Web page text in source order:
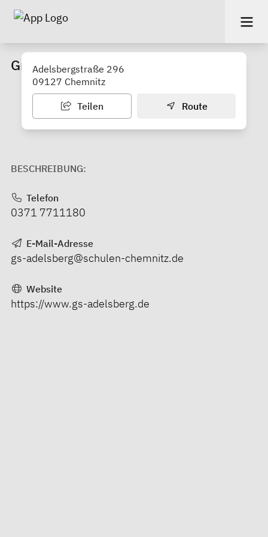
Grundschule Adelsberg
Adelsbergstraße 296
09127 Chemnitz
Teilen Route
BESCHREIBUNG:
Telefon
0371 7711180
E-Mail-Adresse
gs-adelsberg@schulen-chemnitz.de
Website
https://www.gs-adelsberg.de